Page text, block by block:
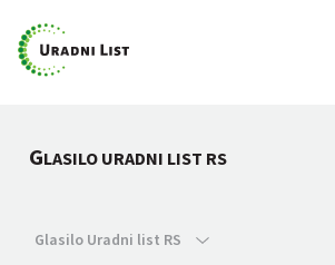
GLASILO URADNI LIST RS
Glasilo Uradni list RS